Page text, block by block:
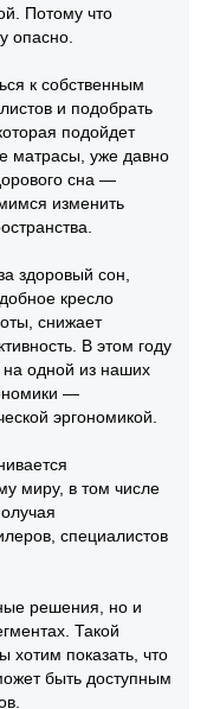
Потому что
опасно.
к собственным
и подобрать
подойдет
матрасы, уже давно
сна —
изменить
здоровый сон,
кресло
снижает
В этом году
одной из наших
—
эргономикой.
миру, в том числе
специалистов
решения, но и
Такой
хотим показать, что
быть доступным